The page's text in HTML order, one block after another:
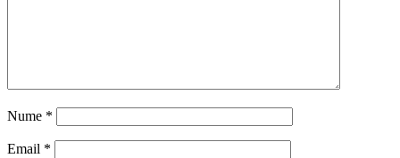
Nume *
Email *